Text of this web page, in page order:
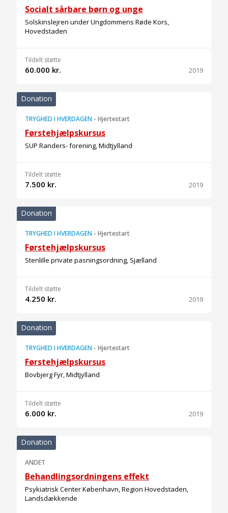
Socialt sårbare børn og unge
Solskinslejren under Ungdommens Røde Kors,
Hovedstaden
Tildelt støtte
60.000 kr. 2019
Donation
TRYGHED I HVERDAGEN - Hjertestart
Førstehjælpskursus
SUP Randers- forening, Midtjylland
Tildelt støtte
7.500 kr. 2019
Donation
TRYGHED I HVERDAGEN - Hjertestart
Førstehjælpskursus
Stenlille private pasningsordning, Sjælland
Tildelt støtte
4.250 kr. 2019
Donation
TRYGHED I HVERDAGEN - Hjertestart
Førstehjælpskursus
Bovbjerg Fyr, Midtjylland
Tildelt støtte
6.000 kr. 2019
Donation
ANDET
Behandlingsordningens effekt
Psykiatrisk Center København, Region Hovedstaden,
Landsdækkende